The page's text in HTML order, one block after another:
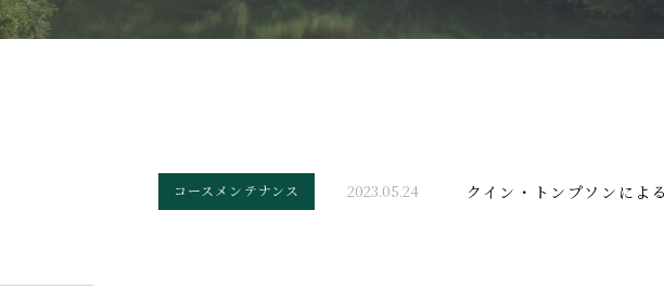
コースメンテナンス 2023.05.24 クイン・トンプソンによ